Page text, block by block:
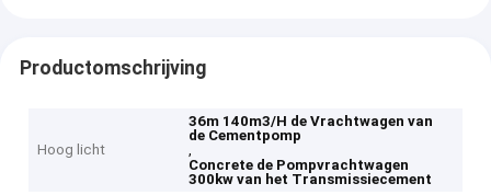
Productomschrijving
Hoog licht
36m 140m3/H de Vrachtwagen van
de Cementpomp
,
Concrete de Pompvrachtwagen
300kw van het Transmissiecement